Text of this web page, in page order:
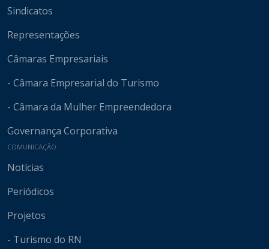
Sindicatos
Representações
Câmaras Empresariais
- Câmara Empresarial do Turismo
- Câmara da Mulher Empreendedora
Governança Corporativa
COMUNICAÇÃO
Notícias
Periódicos
Projetos
- Turismo do RN